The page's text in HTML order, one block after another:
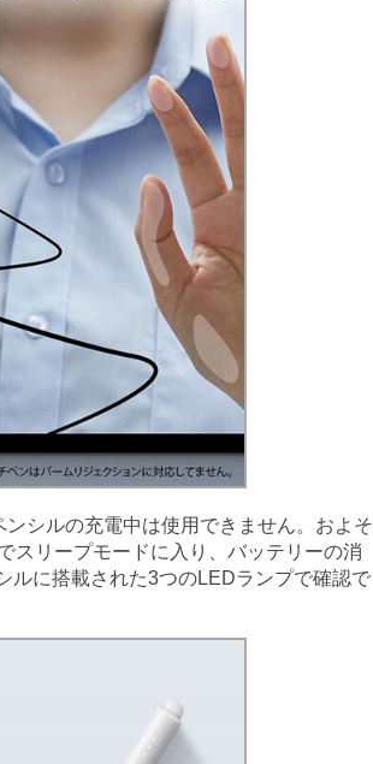
シルの充電中は使用できません。およそ
スリープモードに入り、バッテリーの消
ルに搭載された3つのLEDランプで確認で